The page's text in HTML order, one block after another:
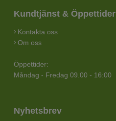
Kundtjänst & Öppettider
Kontakta oss
Om oss
Öppettider:
Måndag - Fredag 09.00 - 16:00
Nyhetsbrev